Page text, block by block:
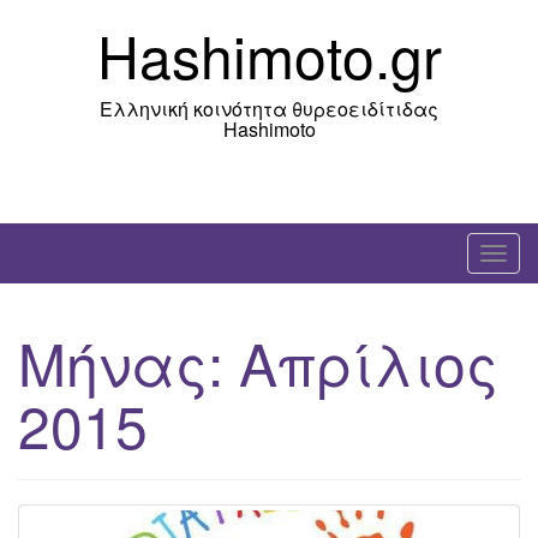
Hashimoto.gr
Ελληνική κοινότητα θυρεοειδίτιδας
Hashimoto
T
o
v
Μήνας: Απρίλιος
2015